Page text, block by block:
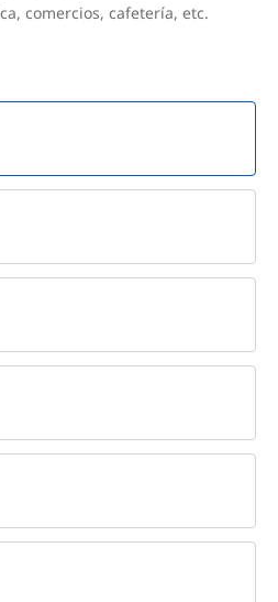
comercios, cafetería, etc.